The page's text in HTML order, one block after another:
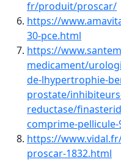
fr/produit/proscar/
https://
30-pce.html
https://
medicament/
de-lhypertrophie-
prostate/
reductase/
comprime-pellicule-
https://
proscar-1832.html